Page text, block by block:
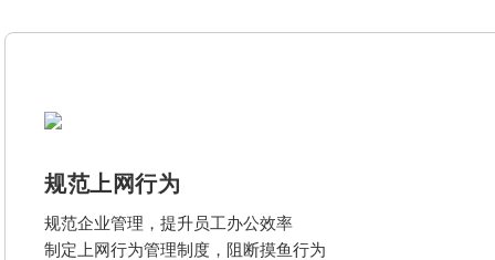
规范上网行为
规范企业管理，提升员工办公效率
制定上网行为管理制度，阻断摸鱼行为